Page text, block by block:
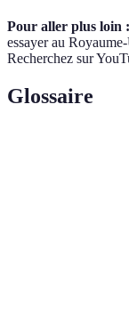
Pour aller plus loin :
essayer au
Recherchez sur
Glossaire